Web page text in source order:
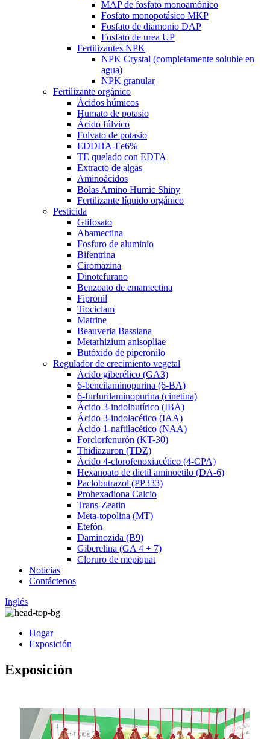
MAP de fosfato monoamónico
Fosfato monopotásico MKP
Fosfato de diamonio DAP
Fosfato de urea UP
Fertilizantes NPK
NPK Crystal (completamente soluble en
agua)
NPK granular
Fertilizante orgánico
Ácidos húmicos
Humato de potasio
Ácido fúlvico
Fulvato de potasio
EDDHA-Fe6%
TE quelado con EDTA
Extracto de algas
Aminoácidos
Bolas Amino Humic Shiny
Fertilizante líquido orgánico
Pesticida
Glifosato
Abamectina
Fosfuro de aluminio
Bifentrina
Ciromazina
Dinotefurano
Benzoato de emamectina
Fipronil
Tiociclam
Matrine
Beauveria Bassiana
Metarhizium anisopliae
Butóxido de piperonilo
Regulador de crecimiento vegetal
Ácido giberélico (GA3)
6-bencilaminopurina (6-BA)
6-furfurilaminopurina (cinetina)
Ácido 3-indolbutírico (IBA)
Ácido 3-indolacético (IAA)
Ácido 1-naftilacético (NAA)
Forclorfenurón (KT-30)
Thidiazuron (TDZ)
Ácido 4-clorofenoxiacético (4-CPA)
Hexanoato de dietil aminoetilo (DA-6)
Paclobutrazol (PP333)
Prohexadiona Calcio
Trans-Zeatin
Meta-topolina (MT)
Etefón
Daminozida (B9)
Giberelina (GA 4 + 7)
Cloruro de mepiquat
Noticias
Contáctenos
Inglés
Hogar
Exposición
Exposición